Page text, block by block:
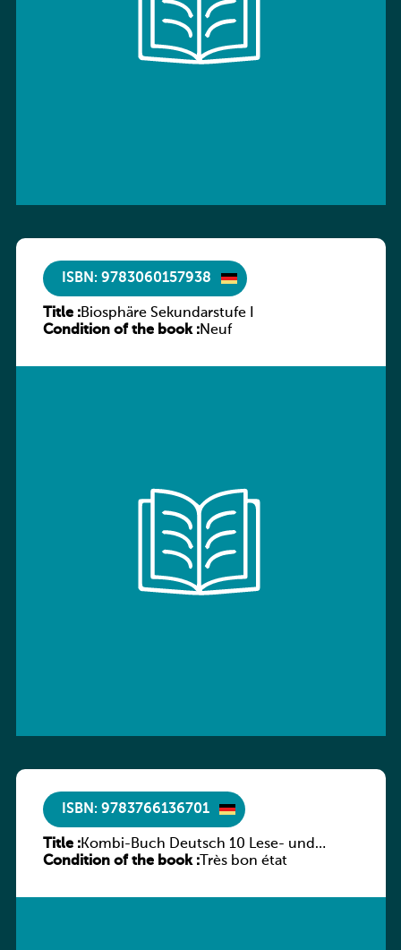
ISBN: 9783060157938
Title :Biosphäre Sekundarstufe I
Condition of the book :Neuf
ISBN: 9783766136701
Title :Kombi-Buch Deutsch 10 Lese- und
Sprachbuch
Condition of the book :Très bon état